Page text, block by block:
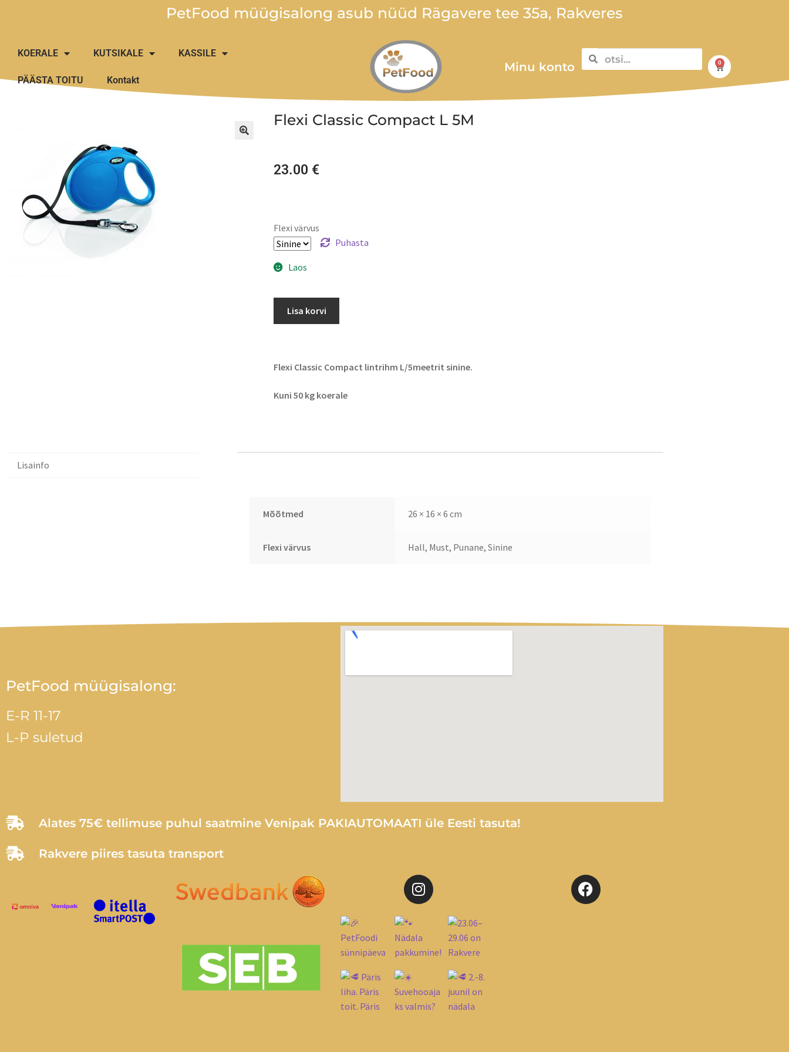
PetFood müügisalong asub nüüd Rägavere tee 35a, Rakveres
KOERALE KUTSIKALE KASSILE
PÄÄSTA TOITU Kontakt
Minu konto 0
Flexi Classic Compact L 5M
23.00 €
Flexi värvus
Puhasta
Laos
Lisa korvi
Flexi Classic Compact lintrihm L/5meetrit sinine.
Kuni 50 kg koerale
Lisainfo
Mõõtmed 26 × 16 × 6 cm
Flexi värvus Hall, Must, Punane, Sinine
PetFood müügisalong:
E-R 11-17
L-P suletud
Alates 75€ tellimuse puhul saatmine Venipak PAKIAUTOMAATI üle Eesti tasuta!
Rakvere piires tasuta transport